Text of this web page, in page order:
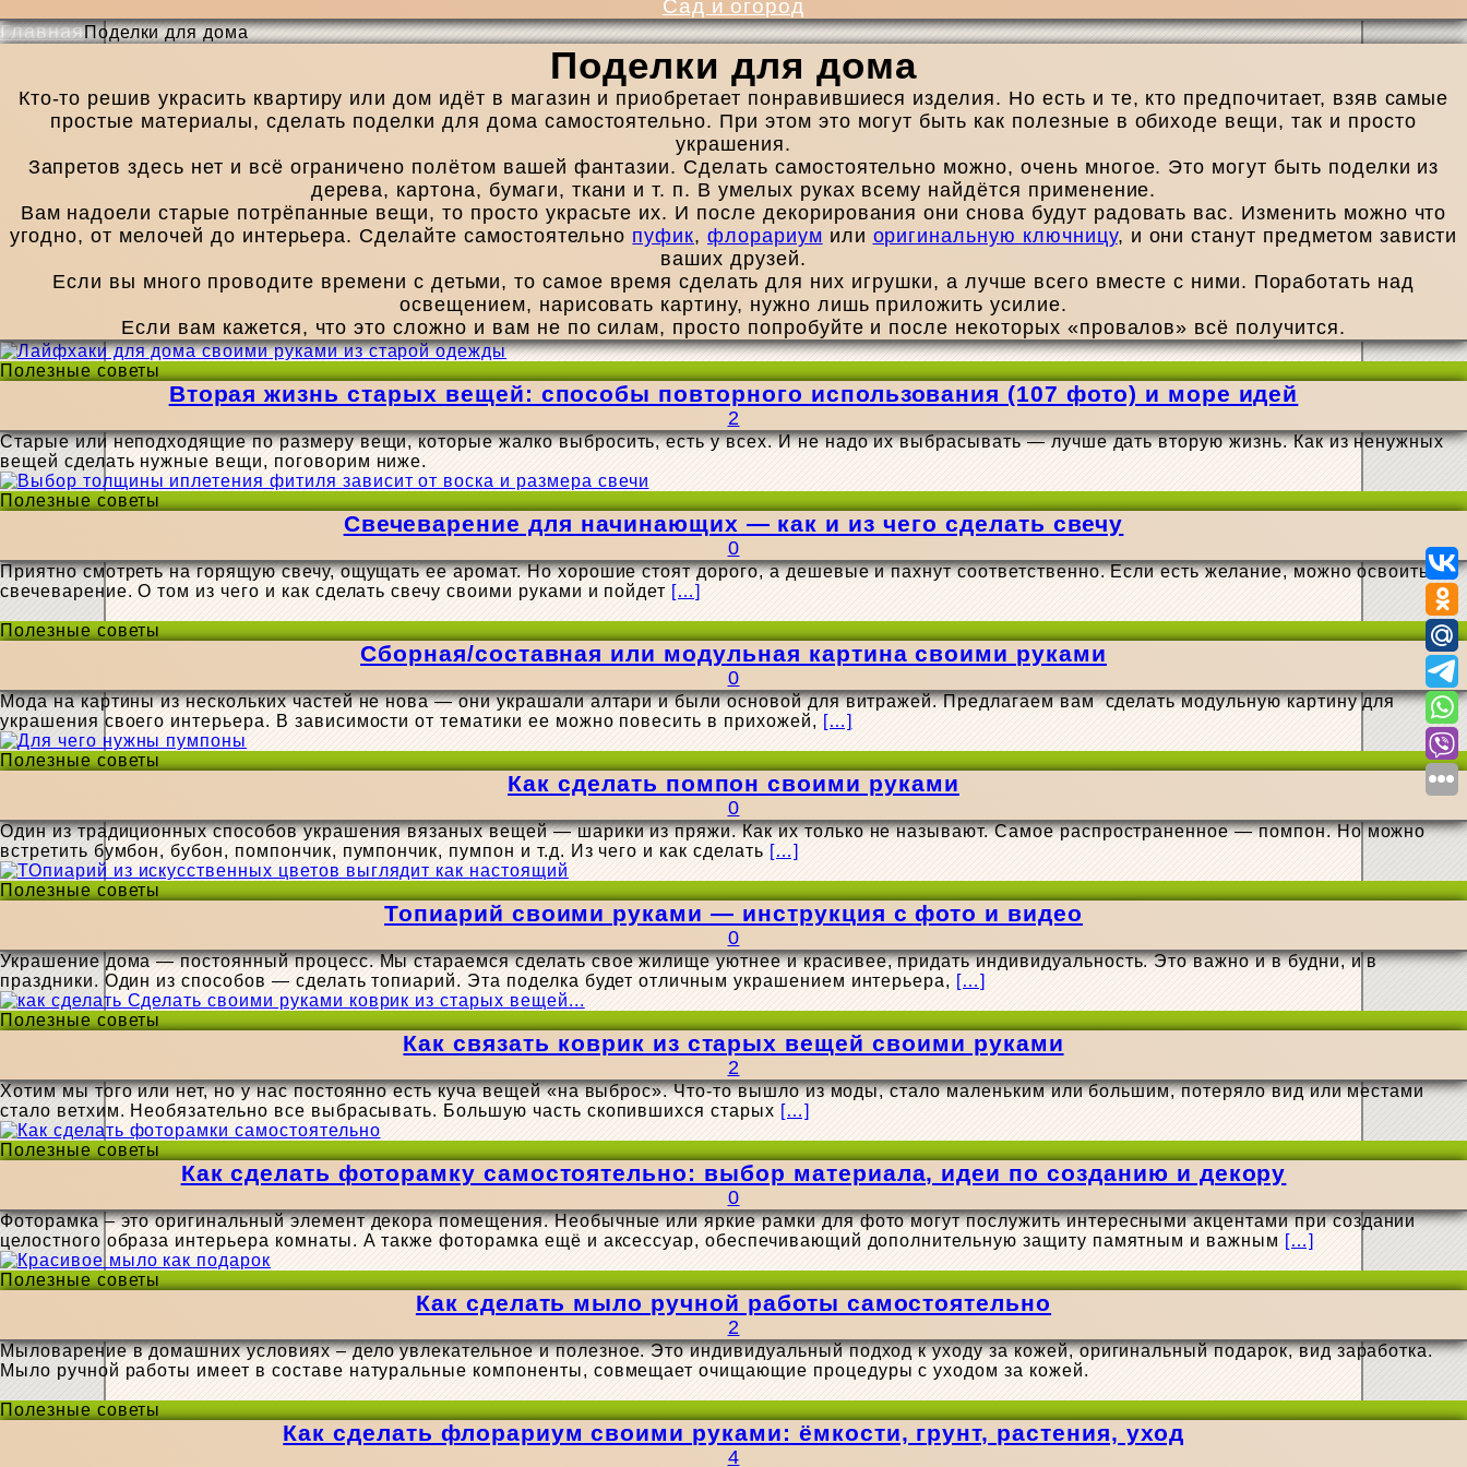
Сад и огород
ГлавнаяПоделки для дома
Поделки для дома
Кто-то решив украсить квартиру или дом идёт в магазин и приобретает понравившиеся изделия. Но есть и те, кто предпочитает, взяв самые
простые материалы, сделать поделки для дома самостоятельно. При этом это могут быть как полезные в обиходе вещи, так и просто
украшения.
Запретов здесь нет и всё ограничено полётом вашей фантазии. Сделать самостоятельно можно, очень многое. Это могут быть поделки из
дерева, картона, бумаги, ткани и т. п. В умелых руках всему найдётся применение.
Вам надоели старые потрёпанные вещи, то просто украсьте их. И после декорирования они снова будут радовать вас. Изменить можно что
угодно, от мелочей до интерьера. Сделайте самостоятельно пуфик,флорариум или оригинальную ключницу, и они станут предметом зависти
ваших друзей.
Если вы много проводите времени с детьми, то самое время сделать для них игрушки, а лучше всего вместе с ними. Поработать над
освещением, нарисовать картину, нужно лишь приложить усилие.
Если вам кажется, что это сложно и вам не по силам, просто попробуйте и после некоторых «провалов» всё получится.
Полезные советы
Вторая жизнь старых вещей: способы повторного использования (107 фото) и море идей
2
Старые или неподходящие по размеру вещи, которые жалко выбросить, есть у всех. И не надо их выбрасывать — лучше дать вторую жизнь. Как из ненужных
вещей сделать нужные вещи, поговорим ниже.
Полезные советы
Свечеварение для начинающих — как и из чего сделать свечу
0
Приятно смотреть на горящую свечу, ощущать ее аромат. Но хорошие стоят дорого, а дешевые и пахнут соответственно. Если есть желание, можно освоить
свечеварение. О том из чего и как сделать свечу своими руками и пойдет […]
Полезные советы
Сборная/составная или модульная картина своими руками
0
Мода на картины из нескольких частей не нова — они украшали алтари и были основой для витражей. Предлагаем вам сделать модульную картину для
украшения своего интерьера. В зависимости от тематики ее можно повесить в прихожей, […]
Полезные советы
Как сделать помпон своими руками
0
Один из традиционных способов украшения вязаных вещей — шарики из пряжи. Как их только не называют. Самое распространенное — помпон. Но можно
встретить бумбон, бубон, помпончик, пумпончик, пумпон и т.д. Из чего и как сделать […]
Полезные советы
Топиарий своими руками — инструкция с фото и видео
0
Украшение дома — постоянный процесс. Мы стараемся сделать свое жилище уютнее и красивее, придать индивидуальность. Это важно и в будни, и в
праздники. Один из способов — сделать топиарий. Эта поделка будет отличным украшением интерьера, […]
Полезные советы
Как связать коврик из старых вещей своими руками
2
Хотим мы того или нет, но у нас постоянно есть куча вещей «на выброс». Что-то вышло из моды, стало маленьким или большим, потеряло вид или местами
стало ветхим. Необязательно все выбрасывать. Большую часть скопившихся старых […]
Полезные советы
Как сделать фоторамку самостоятельно: выбор материала, идеи по созданию и декору
0
Фоторамка – это оригинальный элемент декора помещения. Необычные или яркие рамки для фото могут послужить интересными акцентами при создании
целостного образа интерьера комнаты. А также фоторамка ещё и аксессуар, обеспечивающий дополнительную защиту памятным и важным […]
Полезные советы
Как сделать мыло ручной работы самостоятельно
2
Мыловарение в домашних условиях – дело увлекательное и полезное. Это индивидуальный подход к уходу за кожей, оригинальный подарок, вид заработка.
Мыло ручной работы имеет в составе натуральные компоненты, совмещает очищающие процедуры с уходом за кожей.
Полезные советы
Как сделать флорариум своими руками: ёмкости, грунт, растения, уход
4